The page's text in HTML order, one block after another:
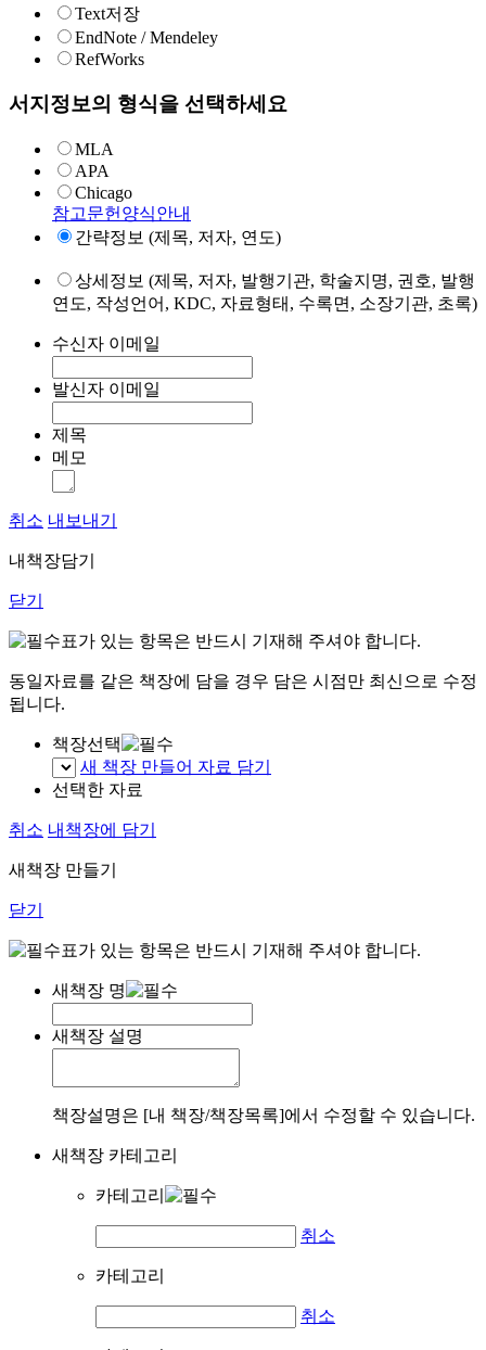
Text저장
EndNote / Mendeley
RefWorks
서지정보의 형식을 선택하세요
MLA
APA
Chicago
참고문헌양식안내
간략정보 (제목, 저자, 연도)
상세정보 (제목, 저자, 발행기관, 학술지명, 권호, 발행
연도, 작성언어, KDC, 자료형태, 수록면, 소장기관, 초록)
수신자 이메일
발신자 이메일
제목
메모
취소 내보내기
내책장담기
닫기
표가 있는 항목은 반드시 기재해 주셔야 합니다.
동일자료를 같은 책장에 담을 경우 담은 시점만 최신으로 수정
됩니다.
책장선택
새 책장 만들어 자료 담기
선택한 자료
취소 내책장에 담기
새책장 만들기
닫기
표가 있는 항목은 반드시 기재해 주셔야 합니다.
새책장 명
새책장 설명
책장설명은 [내 책장/책장목록]에서 수정할 수 있습니다.
새책장 카테고리
카테고리
취소
카테고리
취소